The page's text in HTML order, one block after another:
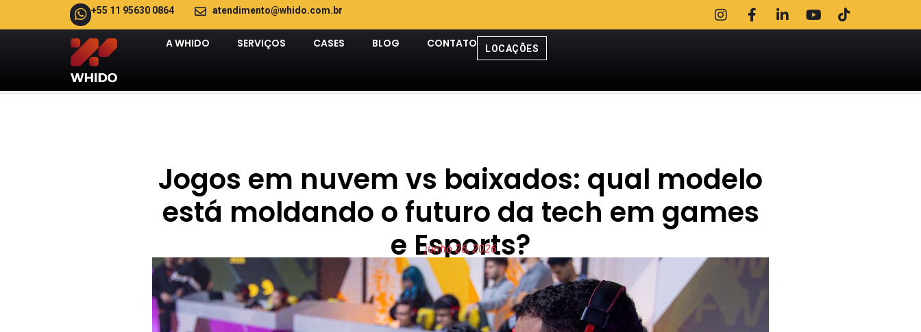
+55 11 95630 0864 atendimento@whido.com.br
A WHIDO SERVIÇOS CASES BLOG CONTATO LOCAÇÕES
Jogos em nuvem vs baixados: qual modelo
está moldando o futuro da tech em games
e Esports?
junho 26, 2026